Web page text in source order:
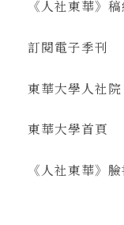
《人社東華》
訂閱電子季刊
東華大學人社院
東華大學首頁
《人社東華》